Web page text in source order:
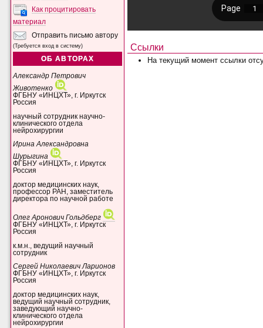
Как процитировать
материал
Отправить письмо автору
(Требуется вход в систему)
ОБ АВТОРАХ
Александр Петрович
Животенко
ФГБНУ «ИНЦХТ», г. Иркутск
Россия
научный сотрудник научно-
клинического отдела
нейрохирургии
Ирина Александровна
Шурыгина
ФГБНУ «ИНЦХТ», г. Иркутск
Россия
доктор медицинских наук,
профессор РАН, заместитель
директора по научной работе
Олег Аронович Гольдберг
ФГБНУ «ИНЦХТ», г. Иркутск
Россия
к.м.н., ведущий научный
сотрудник
Сергей Николаевич Ларионов
ФГБНУ «ИНЦХТ», г. Иркутск
Россия
доктор медицинских наук,
ведущий научный сотрудник,
заведующий научно-
клинического отдела
нейрохирургии
Ссылки
На текущий момент ссылки